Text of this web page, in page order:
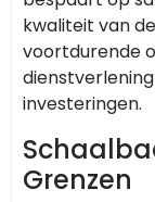
kwaliteit van
voortdurende
investeringen.
Grenzen